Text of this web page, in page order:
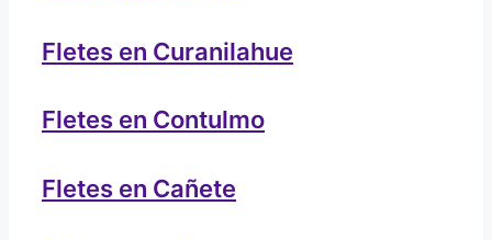
Fletes en Curanilahue
Fletes en Contulmo
Fletes en Cañete